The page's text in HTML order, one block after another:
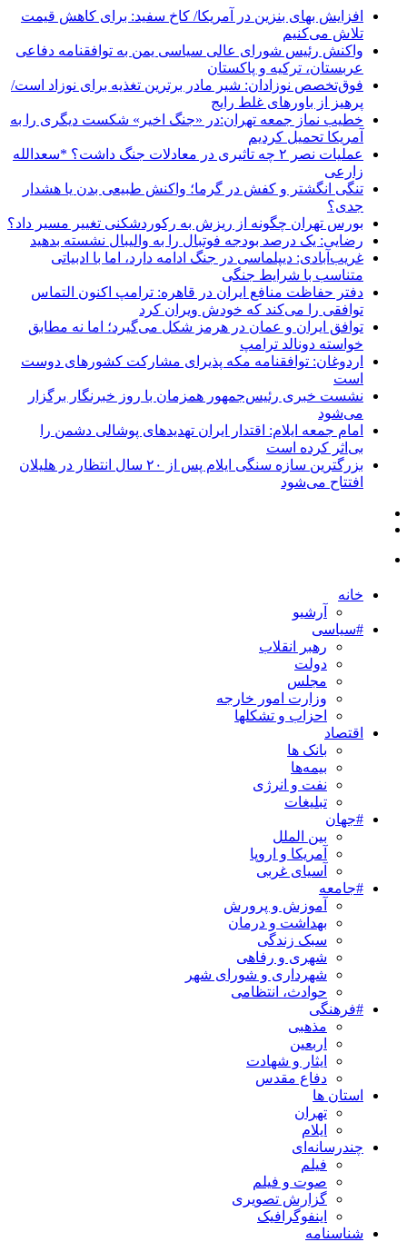
افزایش بهای بنزین در آمریکا/ کاخ سفید: برای کاهش قیمت
تلاش می‌کنیم
واکنش رئیس شورای عالی سیاسی یمن به توافقنامه دفاعی
عربستان، ترکیه و پاکستان
فوق‌تخصص نوزادان: شیر مادر برترین تغذیه برای نوزاد است/
پرهیز از باورهای غلط رایج
خطیب نماز جمعه تهران:در «جنگ اخیر» شکست دیگری را به
آمریکا تحمیل کردیم
عملیات نصر ۲ چه تاثیری در معادلات جنگ داشت؟ *سعدالله
زارعی
تنگی انگشتر و کفش در گرما؛ واکنش طبیعی بدن یا هشدار
جدی؟
بورس تهران چگونه از ریزش به رکوردشکنی تغییر مسیر داد؟
رضایی: یک درصد بودجه فوتبال را به والیبال نشسته بدهید
غریب‌آبادی: دیپلماسی در جنگ ادامه دارد، اما با ادبیاتی
متناسب با شرایط جنگی
دفتر حفاظت منافع ایران در قاهره: ترامپ اکنون التماس
توافقی را می‌کند که خودش ویران کرد
توافق ایران و عمان در هرمز شکل می‌گیرد؛ اما نه مطابق
خواسته دونالد ترامپ
اردوغان: توافقنامه مکه پذیرای مشارکت کشورهای دوست
است
نشست خبری رئیس‌جمهور همزمان با روز خبرنگار برگزار
می‌شود
امام جمعه ایلام: اقتدار ایران تهدیدهای پوشالی دشمن را
بی‌اثر کرده است
بزرگترین سازه سنگی ایلام پس از ۲۰ سال انتظار در هلیلان
افتتاح می‌شود
خانه
آرشیو
#سیاسی
رهبر انقلاب
دولت
مجلس
وزارت امور خارجه
احزاب و تشکلها
اقتصاد
بانک ها
بیمه‌ها
نفت و انرژی
تبلیغات
#جهان
بین الملل
آمریکا و اروپا
آسیای غربی
#جامعه
آموزش و پرورش
بهداشت و درمان
سبک زندگی
شهری و رفاهی
شهرداری و شورای شهر
حوادث، انتظامی
#فرهنگی
مذهبی
اربعین
ایثار و شهادت
دفاع مقدس
استان ها
تهران
ایلام
چندرسانه‌ای
فیلم
صوت و فیلم
گزارش تصویری
اینفوگرافیک
شناسنامه